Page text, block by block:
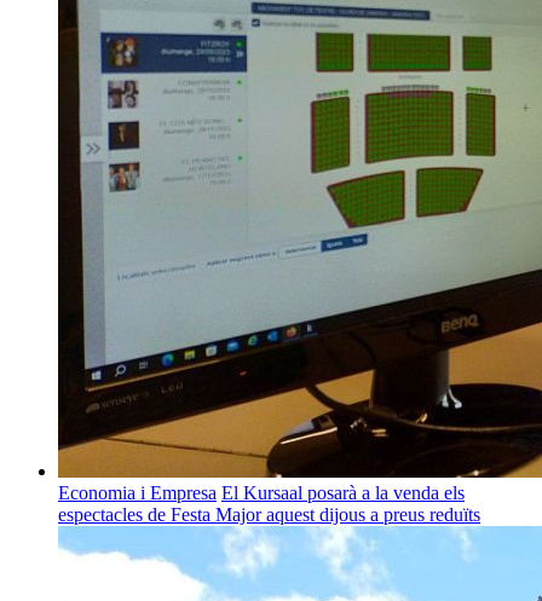
Economia i Empresa El Kursaal posarà a la venda els
espectacles de Festa Major aquest dijous a preus reduïts